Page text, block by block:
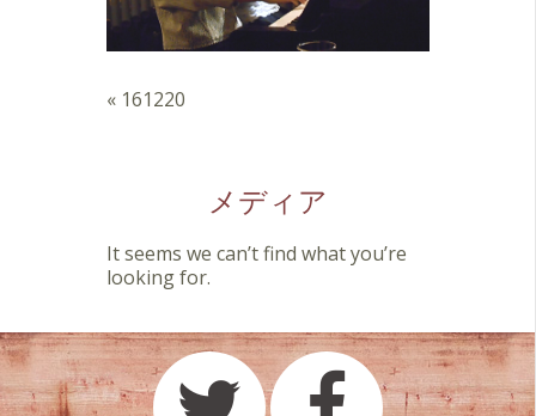
« 161220
メディア
It seems we can’t find what you’re
looking for.